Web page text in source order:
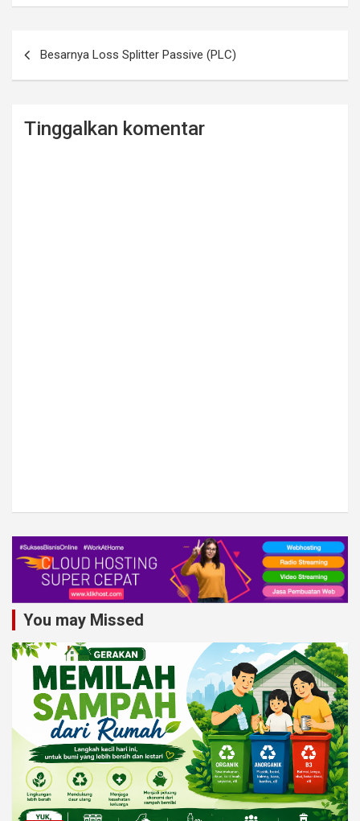
ce
o
k
tt
er
ail ar
Besarnya Loss Splitter Passive (PLC)
Tinggalkan komentar
You may Missed